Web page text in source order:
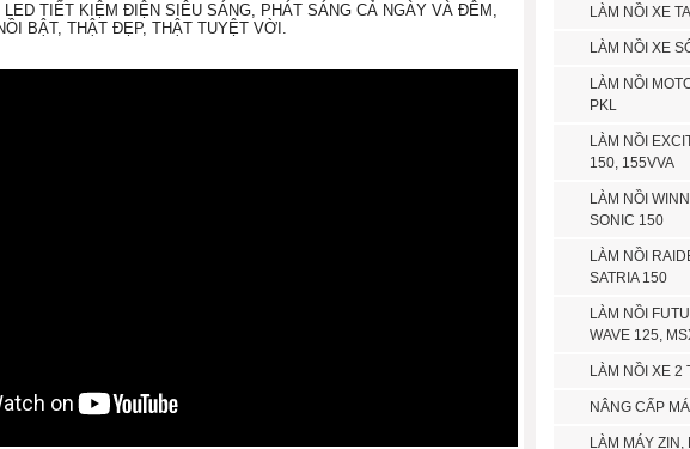
TIẾT KIỆM ĐIỆN SIÊU SÁNG, PHÁT SÁNG CẢ NGÀY VÀ ĐÊM,
BẬT, THẬT ĐẸP, THẬT TUYỆT VỜI.
LÀM NỒI XE
LÀM NỒI XE
LÀM NỒI
PKL
LÀM NỒI
150, 155VVA
LÀM NỒI
SONIC 150
LÀM NỒI
SATRIA 150
LÀM NỒI
WAVE 125,
LÀM NỒI XE 2
NÂNG CẤP
LÀM MÁY ZIN,